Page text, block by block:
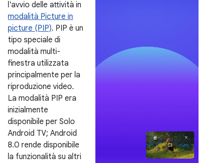
l'avvio delle attività in
modalità Picture in
picture (PIP). PIP è un
tipo speciale di
modalità multi-
finestra utilizzata
principalmente per la
riproduzione video.
La modalità PIP era
inizialmente
disponibile per Solo
Android TV; Android
8.0 rende disponibile
la funzionalità su altri